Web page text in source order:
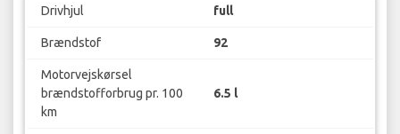
Drivhjul full
Brændstof 92
Motorvejskørsel
brændstofforbrug pr. 100
km
6.5 l